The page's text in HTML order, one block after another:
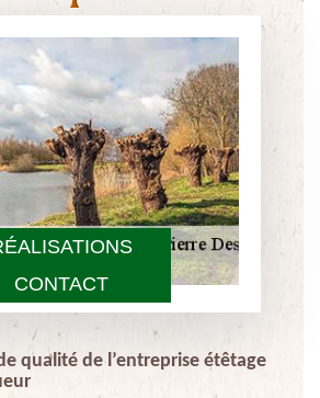
CONTACT
qualité de l’entreprise étêtage